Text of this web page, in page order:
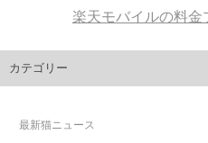
楽天モバイルの料金
カテゴリー
最新猫ニュース